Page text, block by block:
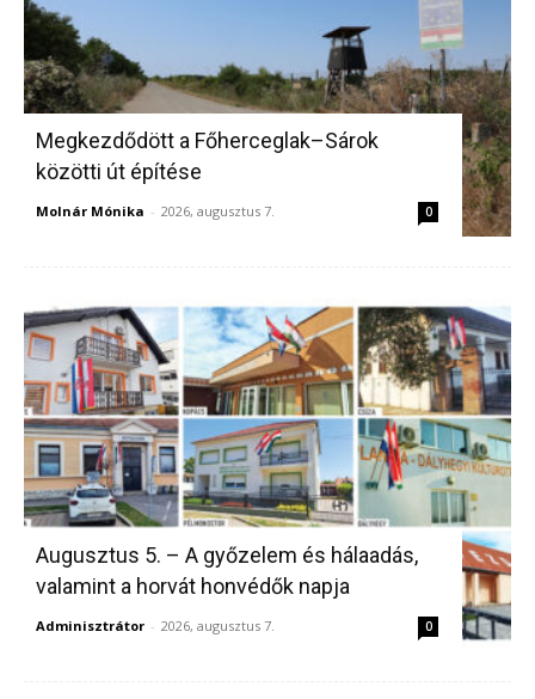
Megkezdődött a Főherceglak–Sárok
közötti út építése
Molnár Mónika - 2026, augusztus 7. 0
Augusztus 5. – A győzelem és hálaadás,
valamint a horvát honvédők napja
Adminisztrátor - 2026, augusztus 7. 0